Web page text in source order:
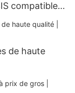
compatible
portable 58
de haute